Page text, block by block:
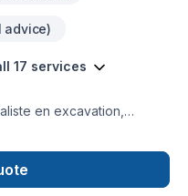
advice)
17 services
en excavation,
gestion et réalisation de
nous offrons des
ce soit pour des